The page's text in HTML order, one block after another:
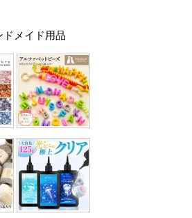
メイド用品